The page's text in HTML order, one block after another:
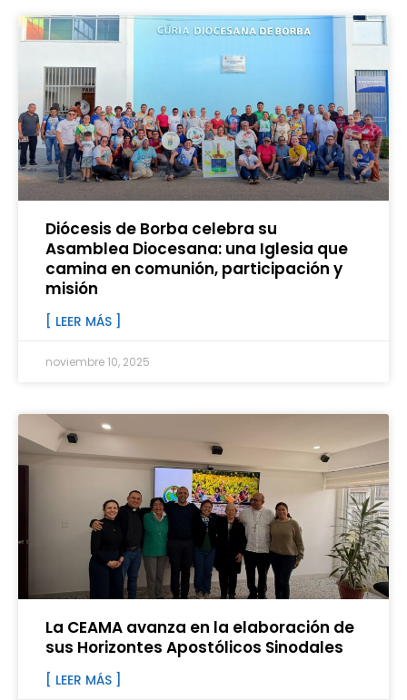
Diócesis de Borba celebra su
Asamblea Diocesana: una Iglesia que
camina en comunión, participación y
misión
[ LEER MÁS ]
noviembre 10, 2025
La CEAMA avanza en la elaboración de
sus Horizontes Apostólicos Sinodales
[ LEER MÁS ]